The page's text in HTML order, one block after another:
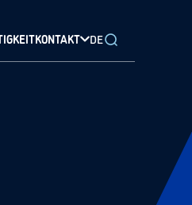
KONTAKT DE